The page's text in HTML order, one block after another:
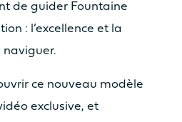
de guider Fountaine
: l’excellence et la
naviguer.
ce nouveau modèle
exclusive, et